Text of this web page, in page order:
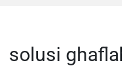
solusi